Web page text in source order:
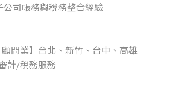
公司帳務與稅務整合經驗
顧問業】台北、新竹、台中、高雄
計/稅務服務